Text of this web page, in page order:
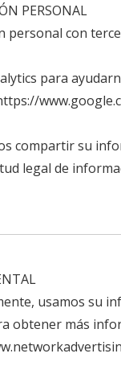
PERSONAL
personal con
para
compartir su
legal de
usamos su
obtener más